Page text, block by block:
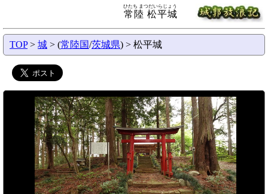
常陸 松平城
ひたち まつだいらじょう
TOP> 城 > (常陸国/茨城県) > 松平城